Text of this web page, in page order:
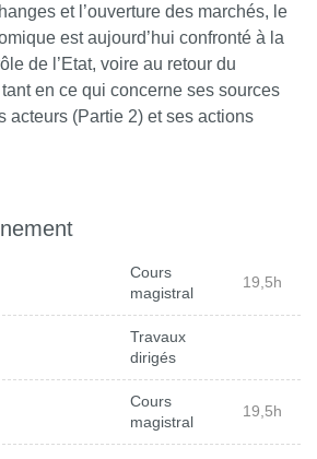
et l’ouverture des marchés, le
est aujourd’hui confronté à la
de l’Etat, voire au retour du
en ce qui concerne ses sources
acteurs (Partie 2) et ses actions
Cours
magistral
19,5h
Travaux
dirigés
Cours
magistral
19,5h